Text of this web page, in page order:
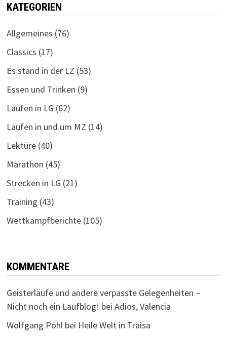
KATEGORIEN
Allgemeines (76)
Classics (17)
Es stand in der LZ (53)
Essen und Trinken (9)
Laufen in LG (62)
Laufen in und um MZ (14)
Lektüre(40)
Marathon (45)
Strecken in LG (21)
Training (43)
Wettkampfberichte(105)
KOMMENTARE
Geisterläufe und andere verpasste Gelegenheiten –
Nicht noch ein Laufblog! bei Adios, Valencia
Wolfgang Pohlbei Heile Welt in Traisa